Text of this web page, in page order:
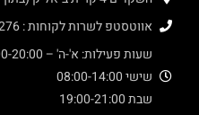
לשרות לקוחות : 052-4000276
א'-ה' – 08:00-20:00